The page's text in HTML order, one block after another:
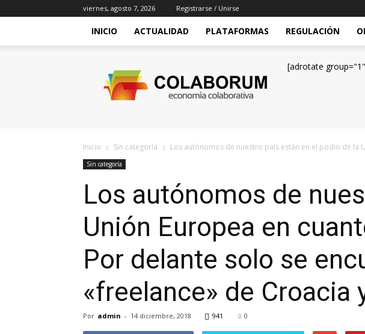
viernes, agosto 7, 2026 Registrarse / Unirse
INICIO ACTUALIDAD PLATAFORMAS REGULACIÓN
[adrotate
Inicio Sin categoría Los autónomos de nuestro país están en el podio de la
Sin categoría
Los autónomos de
Unión Europea en
Por delante solo se
«freelance» de Croacia
Por admin - 14 diciembre, 2018 941 0